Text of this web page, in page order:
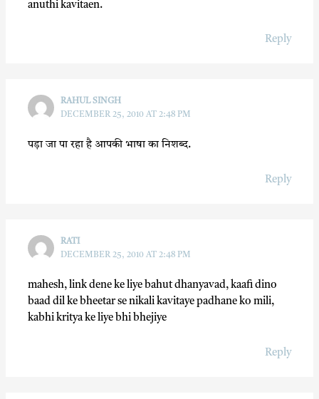
anuthi kavitaen.
Reply
RAHUL SINGH
DECEMBER 25, 2010 AT 2:48 PM
पड़ा जा पा रहा है आपकी भाषा का निशब्‍द.
Reply
RATI
DECEMBER 25, 2010 AT 2:48 PM
mahesh, link dene ke liye bahut dhanyavad, kaafi dino
baad dil ke bheetar se nikali kavitaye padhane ko mili,
kabhi kritya ke liye bhi bhejiye
Reply